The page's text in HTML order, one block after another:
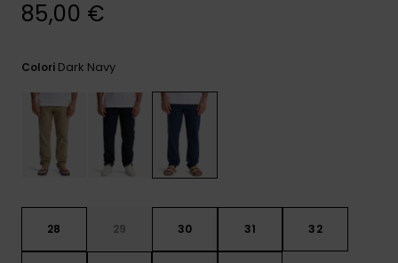
le FAQ
85,00 €
Colori Dark Navy
28 29 30 31 32